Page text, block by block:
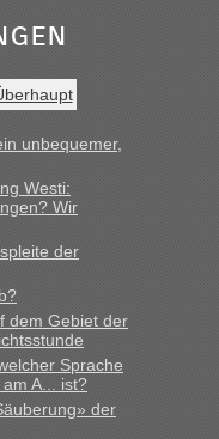
dabei waren“
• Re: An welchem
Ukraine geht es am
ausgereist,
ca. 15 Fahrzeuge
egal, nach ca 20
welchem
Ukraine geht es am
Grenzen Ukraine/
h Wartezeit. Wollen
unbequemer,
Westi:
Wir
der
dem Gebiet der
Sprache
A... ist?
der